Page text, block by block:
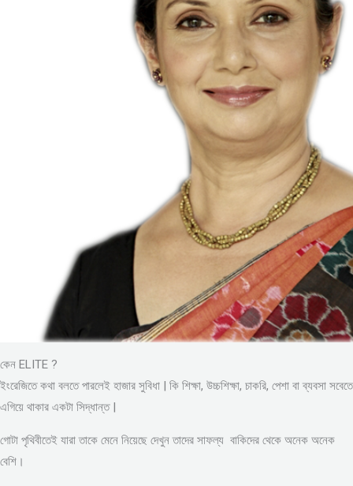
কেন ELITE ?
ইংরেজিতে কথা বলতে পারলেই হাজার সুবিধা | কি শিক্ষা, উচ্চশিক্ষা, চাকরি, পেশা বা ব্যবসা সবেতে
এগিয়ে থাকার একটা সিদ্ধান্ত |
গোটা পৃথিবীতেই যারা তাকে মেনে নিয়েছে দেখুন তাদের সাফল্য বাকিদের থেকে অনেক অনেক
বেশি।